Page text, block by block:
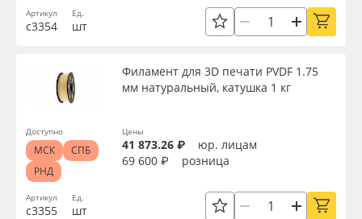
Артикул
с3354
Ед.
шт
Артикул
с3355
Филамент для 3D печати PVDF 1.75
мм натуральный, катушка 1 кг
Ед.
шт
Цены
41 873.26 ₽
юр. лицам
69 600 ₽
розница
Доступно
МСК
СПБ
РНД